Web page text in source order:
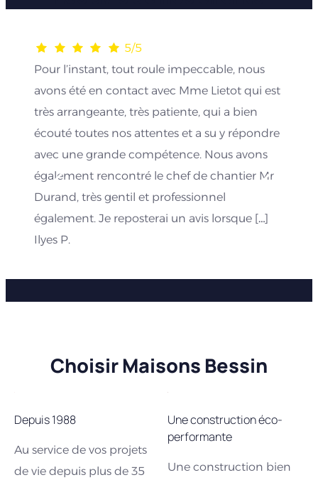
5/5
Pour l’instant, tout roule impeccable, nous
avons été en contact avec Mme Lietot qui est
très arrangeante, très patiente, qui a bien
écouté toutes nos attentes et a su y répondre
avec une grande compétence. Nous avons
également rencontré le chef de chantier Mr
Durand, très gentil et professionnel
également. Je reposterai un avis lorsque […]
Ilyes P.
Choisir Maisons Bessin
Depuis 1988
Au service de vos projets
de vie depuis plus de 35
Une construction éco-
performante
Une construction bien